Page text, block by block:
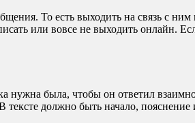
То есть выходить на связь с
или вовсе не выходить онлайн.
нужна была, чтобы он ответил
должно быть начало, пояснение